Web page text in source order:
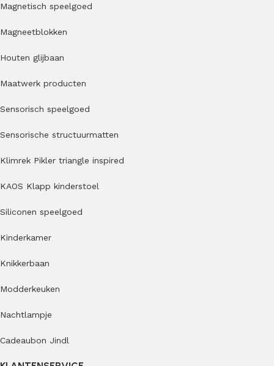
Magnetisch speelgoed
Magneetblokken
Houten glijbaan
Maatwerk producten
Sensorisch speelgoed
Sensorische structuurmatten
Klimrek Pikler triangle inspired
KAOS Klapp kinderstoel
Siliconen speelgoed
Kinderkamer
Knikkerbaan
Modderkeuken
Nachtlampje
Cadeaubon Jindl